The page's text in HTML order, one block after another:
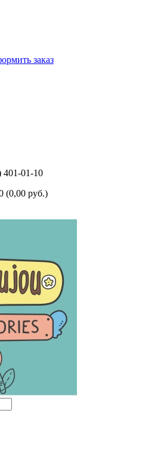
заказ
401-01-10
(0,00 руб.)